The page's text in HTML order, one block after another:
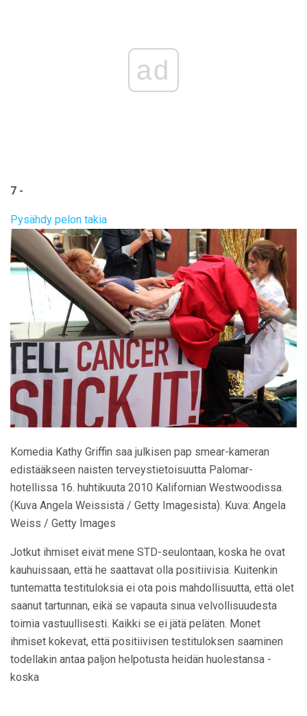
ad
7 -
Pysähdy pelon takia
Komedia Kathy Griffin saa julkisen pap smear-kameran
edistääkseen naisten terveystietoisuutta Palomar-
hotellissa 16. huhtikuuta 2010 Kalifornian Westwoodissa.
(Kuva Angela Weissistä / Getty Imagesista). Kuva: Angela
Weiss / Getty Images
Jotkut ihmiset eivät mene STD-seulontaan, koska he ovat
kauhuissaan, että he saattavat olla positiivisia. Kuitenkin
tuntematta testituloksia ei ota pois mahdollisuutta, että olet
saanut tartunnan, eikä se vapauta sinua velvollisuudesta
toimia vastuullisesti. Kaikki se ei jätä peläten. Monet
ihmiset kokevat, että positiivisen testituloksen saaminen
todellakin antaa paljon helpotusta heidän huolestansa -
koska